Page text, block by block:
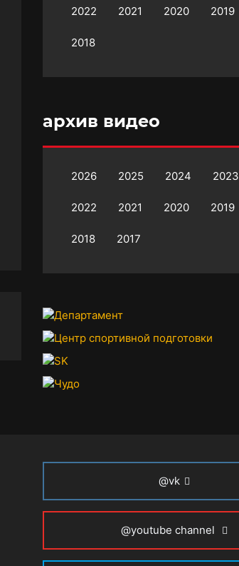
2022 2021 2020 2019
2018
архив видео
2026 2025 2024 2023
2022 2021 2020 2019
2018 2017
@vk
@youtube channel